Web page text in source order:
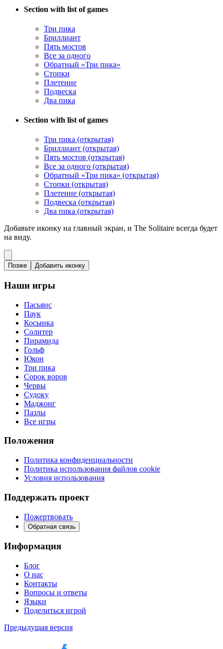
Section with list of games
Три пика
Бриллиант
Пять мостов
Все за одного
Обратный «Три пика»
Стопки
Плетение
Подвеска
Два пика
Section with list of games
Три пика (открытая)
Бриллиант (открытая)
Пять мостов (открытая)
Все за одного (открытая)
Обратный «Три пика» (открытая)
Стопки (открытая)
Плетение (открытая)
Подвеска (открытая)
Два пика (открытая)
Добавьте иконку на главный экран, и The Solitaire всегда будет
на виду.
Позже Добавить иконку
Наши игры
Пасьянс
Паук
Косынка
Солитер
Пирамида
Гольф
Юкон
Три пика
Сорок воров
Червы
Судоку
Маджонг
Пазлы
Все игры
Положения
Политика конфиденциальности
Политика использования файлов cookie
Условия использования
Поддержать проект
Пожертвовать
Обратная связь
Информация
Блог
О нас
Контакты
Вопросы и ответы
Языки
Поделиться игрой
Предыдущая версия